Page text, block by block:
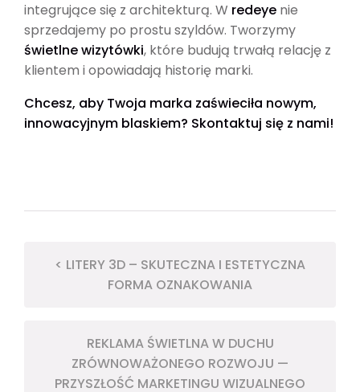
integrujące się z architekturą. W redeye nie
sprzedajemy po prostu szyldów. Tworzymy
świetlne wizytówki, które budują trwałą relację z
klientem i opowiadają historię marki.
Chcesz, aby Twoja marka zaświeciła nowym,
innowacyjnym blaskiem? Skontaktuj się z nami!
< LITERY 3D – SKUTECZNA I ESTETYCZNA
FORMA OZNAKOWANIA
REKLAMA ŚWIETLNA W DUCHU
ZRÓWNOWAŻONEGO ROZWOJU —
PRZYSZŁOŚĆ MARKETINGU WIZUALNEGO